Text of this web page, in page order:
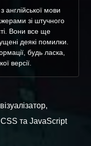
англійської мови
зі штучного
Вони все ще
деякі помилки.
будь ласка,
версії.
та JavaScript